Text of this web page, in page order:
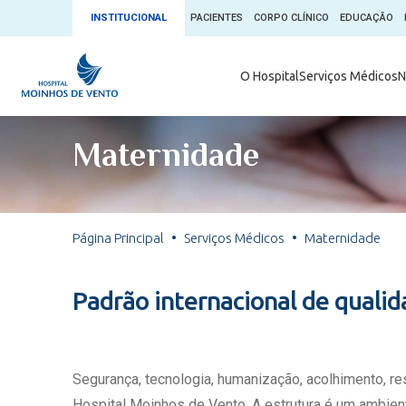
INSTITUCIONAL PACIENTES CORPO CLÍNICO EDUCAÇÃO
O HospitalServiços Médicos
Serviços Médicos
Núcleos e Especialidades
Exames
Fale com o Moinhos
Seu Médico
Ambulatório
Comitê de
Conheça
Blog Saúde
Convênios
Doação de
Escritório
Maternidade
Página Principal Serviços Médicos Maternidade
Padrão internacional de
Segurança, tecnologia, humanização, acolhimento,